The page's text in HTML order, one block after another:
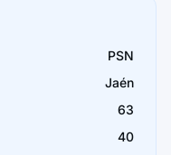
PSN
Jaén
63
40